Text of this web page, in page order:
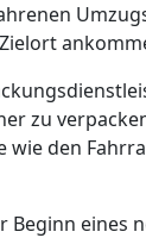
zu
wie den
eines